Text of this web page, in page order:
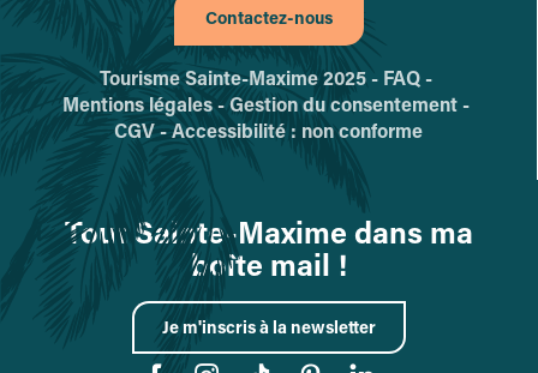
Contactez-nous
Tourisme Sainte-Maxime 2025 - FAQ -
Mentions légales -Gestion du consentement -
CGV -Accessibilité : non conforme
Tout Sainte-Maxime dans ma
boîte mail !
Je m'inscris à la newsletter